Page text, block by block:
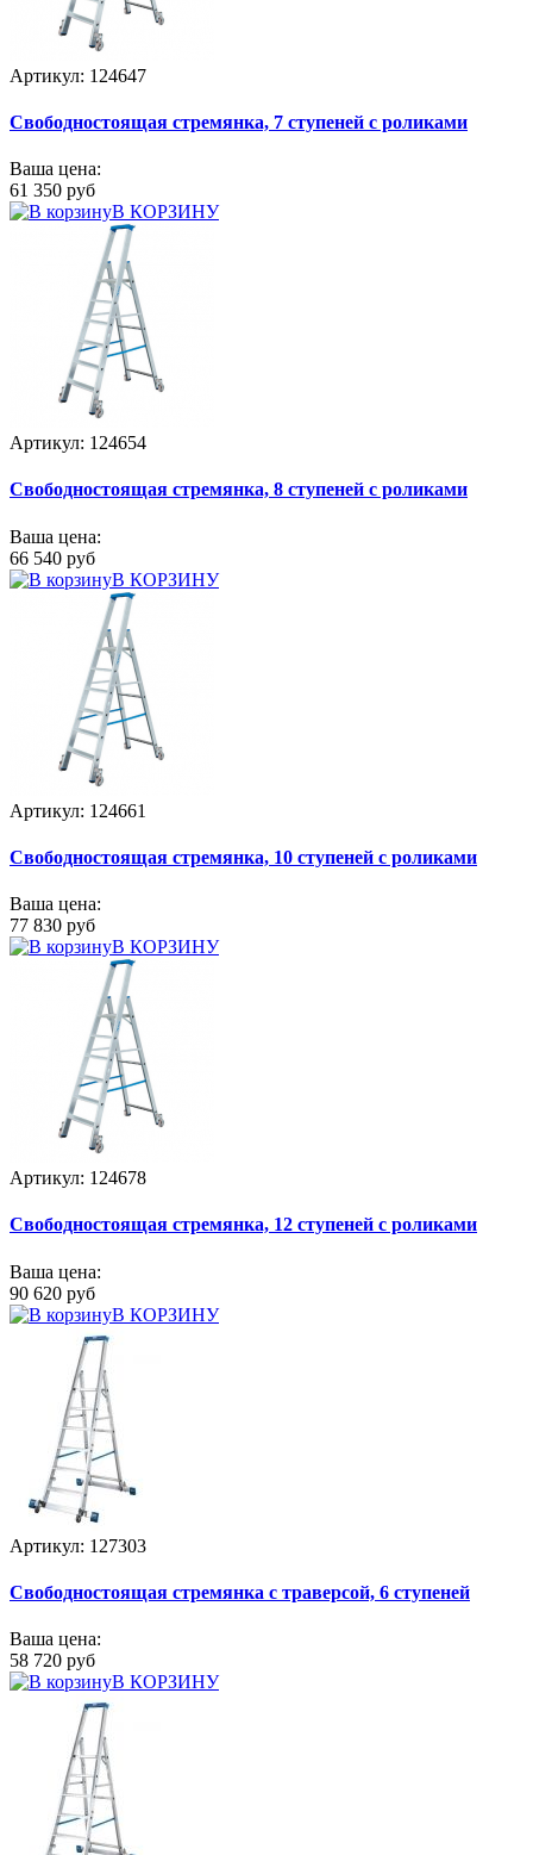
Артикул: 124647
Свободностоящая стремянка, 7 ступеней с роликами
Ваша цена:
61 350 руб
В КОРЗИНУ
Артикул: 124654
Свободностоящая стремянка, 8 ступеней с роликами
Ваша цена:
66 540 руб
В КОРЗИНУ
Артикул: 124661
Свободностоящая стремянка, 10 ступеней с роликами
Ваша цена:
77 830 руб
В КОРЗИНУ
Артикул: 124678
Свободностоящая стремянка, 12 ступеней с роликами
Ваша цена:
90 620 руб
В КОРЗИНУ
Артикул: 127303
Свободностоящая стремянка с траверсой, 6 ступеней
Ваша цена:
58 720 руб
В КОРЗИНУ